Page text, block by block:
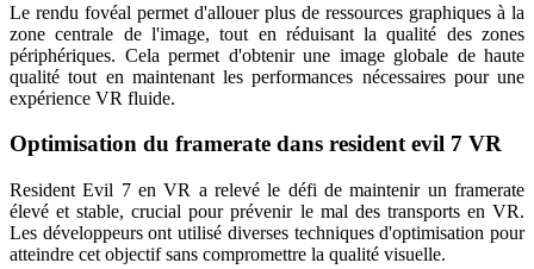
Le rendu fovéal permet d'allouer plus de ressources graphiques à la
zone centrale de l'image, tout en réduisant la qualité des zones
périphériques. Cela permet d'obtenir une image globale de haute
qualité tout en maintenant les performances nécessaires pour une
expérience VR fluide.
Optimisation du framerate dans resident evil 7 VR
Resident Evil 7 en VR a relevé le défi de maintenir un framerate
élevé et stable, crucial pour prévenir le mal des transports en VR.
Les développeurs ont utilisé diverses techniques d'optimisation pour
atteindre cet objectif sans compromettre la qualité visuelle.